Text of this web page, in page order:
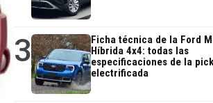
3
Ficha técnica de la Ford
Híbrida 4x4: todas las
especificaciones de la
electrificada